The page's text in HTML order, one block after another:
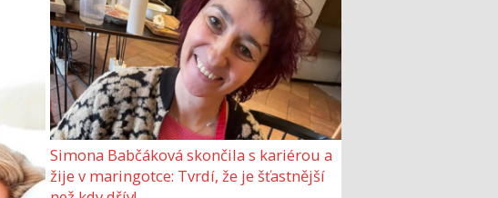
Simona Babčáková skončila s kariérou a
žije v maringotce: Tvrdí, že je šťastnější